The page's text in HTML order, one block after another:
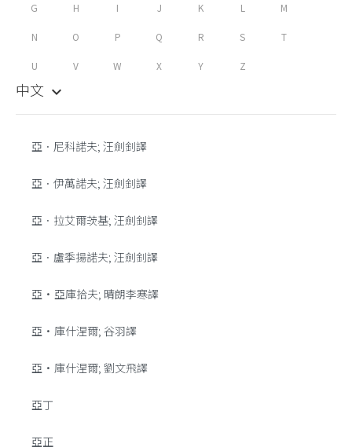
G H I J K L M
N O P Q R S T
U V W X Y Z
中文 keyboard_arrow_down
亞．尼科諾夫; 汪劍釗譯
亞．伊萬諾夫; 汪劍釗譯
亞．拉艾爾茨基; 汪劍釗譯
亞．盧季揚諾夫; 汪劍釗譯
亞•亞庫拾夫; 晴朗李寒譯
亞•庫什涅爾; 谷羽譯
亞•庫什涅爾; 劉文飛譯
亞丁
亞正